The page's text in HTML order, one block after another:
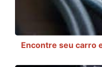
Encontre seu carro